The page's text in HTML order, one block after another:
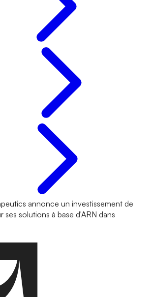
annonce un investissement de
solutions à base d'ARN dans